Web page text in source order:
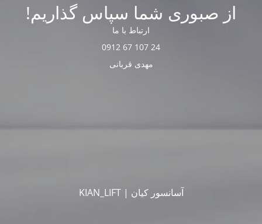
از صبوری شما سپاس گذاریم!
ارتباط با ما
24 107 67 0912
مهدی قربانی
آسانسور کیان | KIAN_LIFT